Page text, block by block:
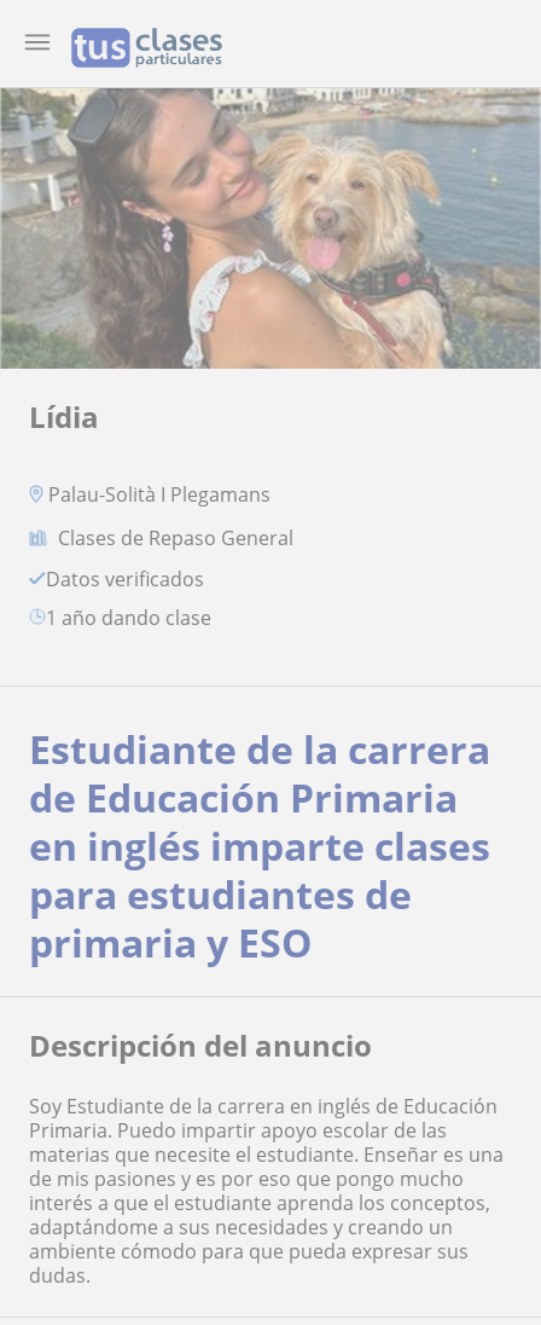
Lídia
Palau-Solità I Plegamans
Clases de Repaso General
Datos verificados
1 año dando clase
Estudiante de la carrera
de Educación Primaria
en inglés imparte clases
para estudiantes de
primaria y ESO
Descripción del anuncio
Soy Estudiante de la carrera en inglés de Educación
Primaria. Puedo impartir apoyo escolar de las
materias que necesite el estudiante. Enseñar es una
de mis pasiones y es por eso que pongo mucho
interés a que el estudiante aprenda los conceptos,
adaptándome a sus necesidades y creando un
ambiente cómodo para que pueda expresar sus
dudas.